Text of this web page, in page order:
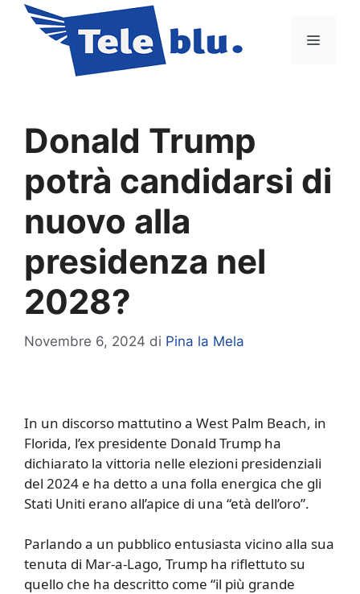
contenuto
Menu
Donald Trump
potrà candidarsi di
nuovo alla
presidenza nel
2028?
Novembre 6, 2024 di Pina la Mela
In un discorso mattutino a West Palm Beach, in
Florida, l’ex presidente Donald Trump ha
dichiarato la vittoria nelle elezioni presidenziali
del 2024 e ha detto a una folla energica che gli
Stati Uniti erano all’apice di una “età dell’oro”.
Parlando a un pubblico entusiasta vicino alla sua
tenuta di Mar-a-Lago, Trump ha riflettuto su
quello che ha descritto come “il più grande